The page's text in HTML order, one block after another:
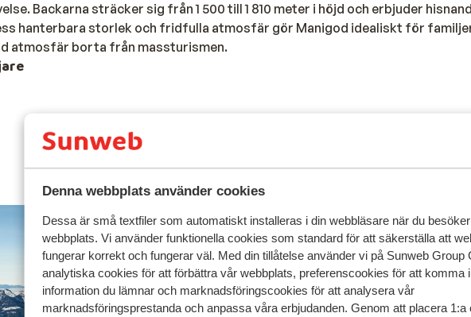
Denna webbplats använder cookies
Dessa är små textfiler som automatiskt installeras i din webbläsare när du
webbplats. Vi använder funktionella cookies som standard för att säkerställa att
fungerar korrekt och fungerar väl. Med din tillåtelse använder vi på Sunweb Group
analytiska cookies för att förbättra vår webbplats, preferenscookies för att komma
information du lämnar och marknadsföringscookies för att analysera vår
marknadsföringsprestanda och anpassa våra erbjudanden. Genom att placera 1:a
Backarna sträcker sig från 1 500 till 1 810 meter i höjd och erbjuder
hanterbara storlek och fridfulla atmosfär gör Manigod idealiskt för
atmosfär borta från massturismen.
i gröna, blå och några röda nedfarter är Manigod välorganiserad och
övningsområden som La Croix Fry eller Merdassier. Det finns också en upplyst
är dess anslutning till skidområdet La Clusaz. Ett enda liftkort ger dig tillgång
att även avancerade skidåkare kommer att hitta gott om
många andra vinteraktiviteter, som längdskidåkning, snöskor och
backarna serverar lokala specialiteter som tartiflette och raclette,